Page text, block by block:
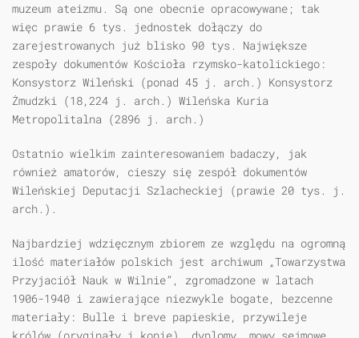
muzeum ateizmu. Są one obecnie opracowywane; tak
więc prawie 6 tys. jednostek dołączy do
zarejestrowanych już blisko 90 tys. Największe
zespoły dokumentów Kościoła rzymsko-katolickiego:
Konsystorz Wileński (ponad 45 j. arch.) Konsystorz
Żmudzki (18,224 j. arch.) Wileńska Kuria
Metropolitalna (2896 j. arch.)
Ostatnio wielkim zainteresowaniem badaczy, jak
również amatorów, cieszy się zespół dokumentów
Wileńskiej Deputacji Szlacheckiej (prawie 20 tys. j.
arch.).
Najbardziej wdzięcznym zbiorem ze względu na ogromną
ilość materiałów polskich jest archiwum „Towarzystwa
Przyjaciół Nauk w Wilnie”, zgromadzone w latach
1906-1940 i zawierające niezwykle bogate, bezcenne
materiały: Bulle i breve papieskie, przywileje